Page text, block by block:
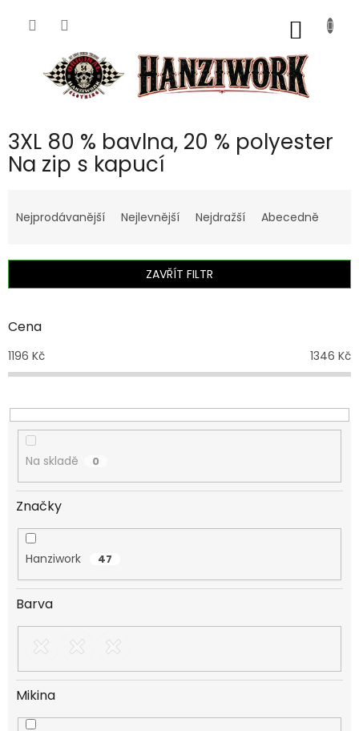
3XL 80 % bavlna, 20 % polyester
Na zip s kapucí
a
í
r
d
u
t
ů
Nejprodávanější Nejlevnější Nejdražší Abecedně
ZAVŘÍT FILTR
Cena
1196 Kč 1346 Kč
Na skladě 0
Značky
Hanziwork 47
Barva
Mikina